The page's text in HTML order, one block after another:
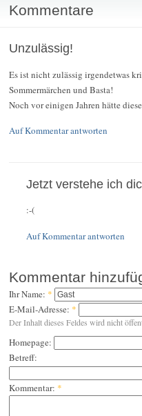
Kommentare
Unzulässig!
Es ist nicht zulässig irgendetwas
Sommermärchen und Basta!
Noch vor einigen Jahren hätte
Auf Kommentar antworten
Jetzt verstehe ich
:-(
Auf Kommentar antworten
Kommentar
Ihr Name: *
E-Mail-Adresse: *
Der Inhalt dieses Feldes wird nicht
Homepage:
Betreff:
Kommentar: *